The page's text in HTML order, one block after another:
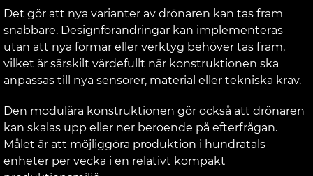
Det gör att nya varianter av drönaren kan tas fram
snabbare. Designförändringar kan implementeras
utan att nya formar eller verktyg behöver tas fram,
vilket är särskilt värdefullt när konstruktionen ska
anpassas till nya sensorer, material eller tekniska krav.
Den modulära konstruktionen gör också att drönaren
kan skalas upp eller ner beroende på efterfrågan.
Målet är att möjliggöra produktion i hundratals
enheter per vecka i en relativt kompakt